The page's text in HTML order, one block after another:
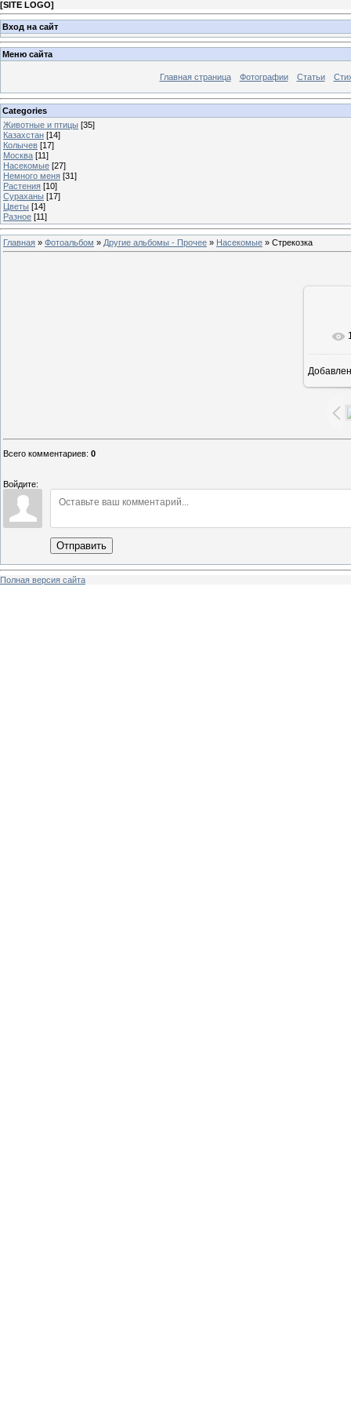
[SITE LOGO]
Вход на сайт
Меню сайта
Главная страница Фотографии Статьи
Categories
Животные и птицы [35]
Казахстан [14]
Колычев [17]
Москва [11]
Насекомые [27]
Немного меня [31]
Растения [10]
Сураханы [17]
Цветы [14]
Разное [11]
Главная » Фотоальбом » Другие альбомы - Прочее » Насекомые » Стрекозка
Всего комментариев: 0
Войдите:
Отправить
Полная версия сайта